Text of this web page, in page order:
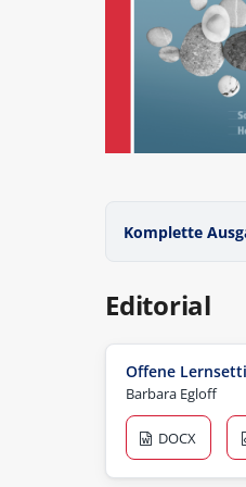
Komplette
Editorial
Offene
Barbara Egloff
DOCX